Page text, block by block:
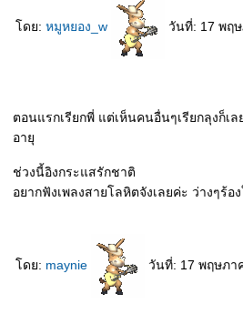
ดย: หมูหยอง_w วันที่: 17 พฤ
ตอนแรกเรียกพี่ แต่เห็นคนอื่นๆเรียกลุงก็
อายุ
ช่วงนี้อิงกระแสรักชาติ
อยากฟังเพลงสายโลหิตจังเลยค่ะ ว่างๆร้อ
ดย: maynie วันที่: 17 พฤษภา